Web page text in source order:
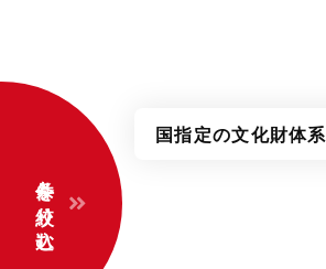
国指定の文化財体系
条件を絞り込む